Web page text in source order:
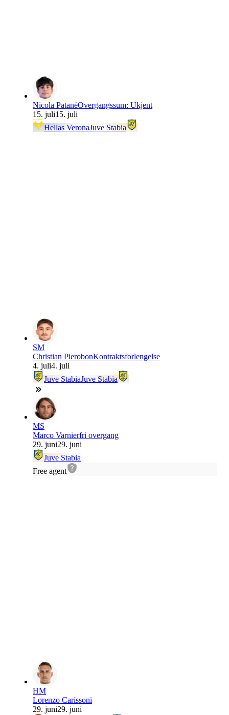
Nicola PatanèOvergangssum: Ukjent
15. juli15. juli
Hellas VeronaJuve Stabia
SM
Christian PierobonKontraktsforlengelse
4. juli4. juli
Juve StabiaJuve Stabia
MS
Marco Varnierfri overgang
29. juni29. juni
Juve Stabia
Free agent
HM
Lorenzo Carissoni
29. juni29. juni